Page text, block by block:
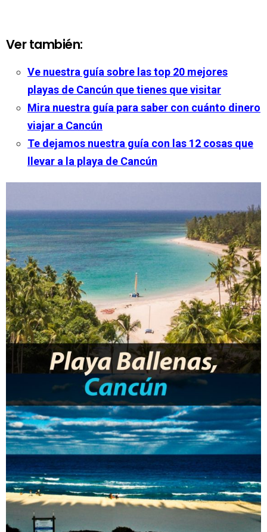
Ver también:
Ve nuestra guía sobre las top 20 mejores
playas de Cancún que tienes que visitar
Mira nuestra guía para saber con cuánto dinero
viajar a Cancún
Te dejamos nuestra guía con las 12 cosas que
llevar a la playa de Cancún